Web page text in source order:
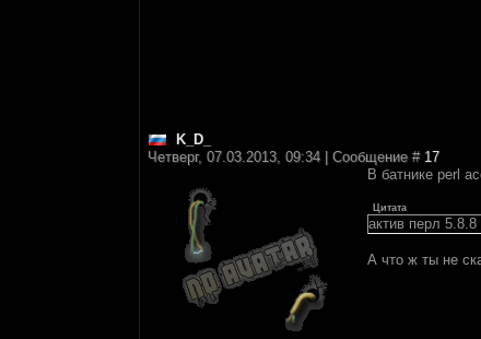
K_D_
Четверг, 07.03.2013, 09:34 | Сообщение # 17
В батнике perl
Цитата
актив перл 5.8.8
А что ж ты не